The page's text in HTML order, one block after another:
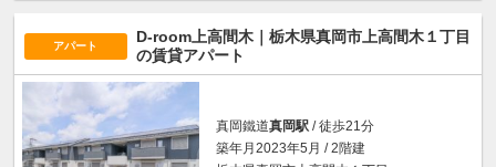
アパート
D-room上高間木｜栃木県真岡市上高間木１丁目
の賃貸アパート
真岡鐵道真岡駅 / 徒歩21分
築年月2023年5月 / 2階建